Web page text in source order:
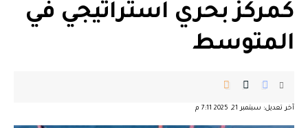
كمركز بحري استراتيجي في
المتوسط
آخر تعديل: سبتمبر 21, 2025 7:11 م